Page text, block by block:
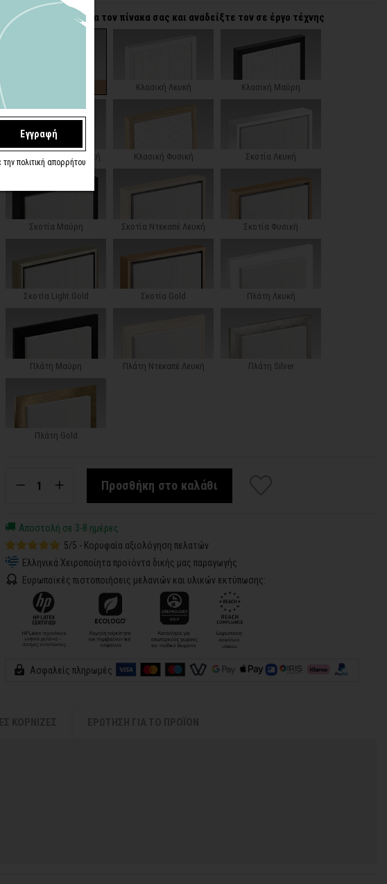
Επιλέξτε κορνίζα για τον πίνακα σας και αναδείξτε τον σε έργο τέχνης
Κλασική Λευκή Κλασική Μαύρη
Κλασική Ντεκαπέ Λευκή Κλασική Φυσική Σκοτία Λευκή
Σκοτία Μαύρη Σκοτία Ντεκαπέ Λευκή Σκοτία Φυσική
Σκοτία Light Gold Σκοτία Gold Πλάτη Λευκή
Πλάτη Μαύρη Πλάτη Ντεκαπέ Λευκή Πλάτη Silver
Πλάτη Gold
Προσθήκη στο καλάθι
Αποστολή σε 3-8 ημέρες
5/5 - Κορυφαία αξιολόγηση πελατών
Ελληνικά Χειροποίητα προϊόντα δικής μας παραγωγής
Ευρωπαϊκές πιστοποιήσεις μελανιών και υλικών εκτύπωσης:
Ασφαλείς πληρωμές
περισσότερος χρόνος για να παραδοθεί.
Εγγραφή
πολιτική απορρήτου